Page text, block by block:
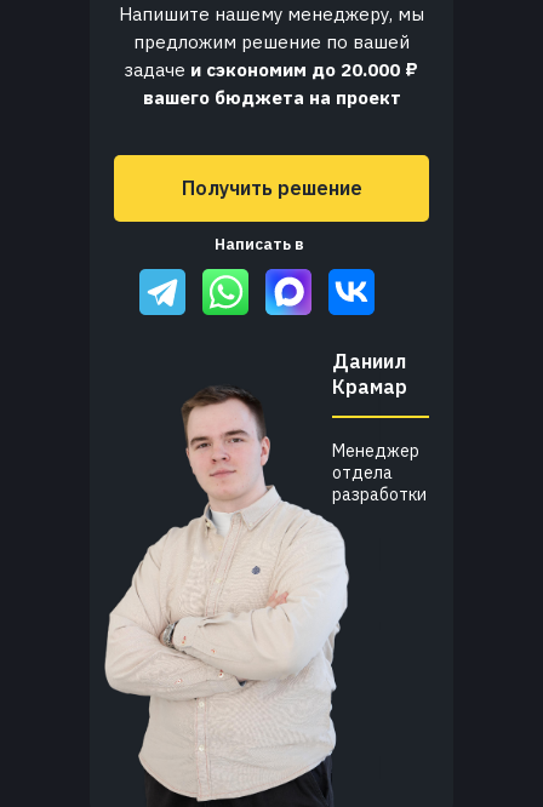
Даниил
Крамар
Менеджер
отдела
разработки
Напишите нашему менеджеру, мы
предложим решение по вашей
задаче и сэкономим до 20.000 ₽
вашего бюджета на проект
Получить решение
Написать в